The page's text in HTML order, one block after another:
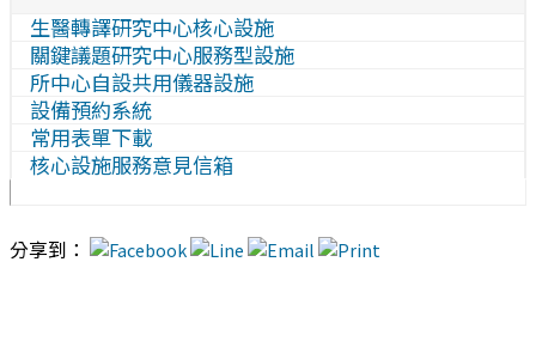
生醫轉譯研究中心核心設施
關鍵議題研究中心服務型設施
所中心自設共用儀器設施
設備預約系統
常用表單下載
核心設施服務意見信箱
分享到：